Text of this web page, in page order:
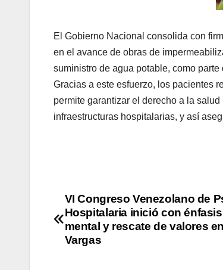
El Gobierno Nacional consolida con
en el avance de obras de
suministro de agua potable, como
Gracias a este esfuerzo, los pacientes
permite garantizar el derecho a la
infraestructuras hospitalarias, y así
VI Congreso Venezolano de
Hospitalaria inició con
mental y rescate de valores
Vargas